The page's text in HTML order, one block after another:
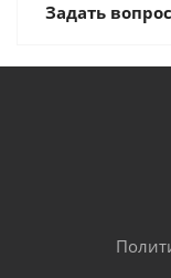
Задать вопрос